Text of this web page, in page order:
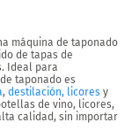
máquina de taponado
de tapas de
Ideal para
taponado es
, destilación, licores y
de vino, licores,
calidad, sin importar